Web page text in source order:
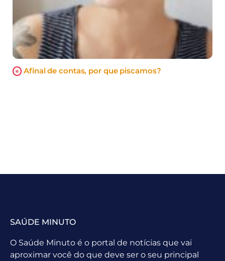
Afinal de contas, por que piscamos?
SAÚDE MINUTO
O Saúde Minuto é o portal de notícias que vai
aproximar você do que deve ser o seu principal